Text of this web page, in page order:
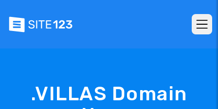
.VILLAS Domain